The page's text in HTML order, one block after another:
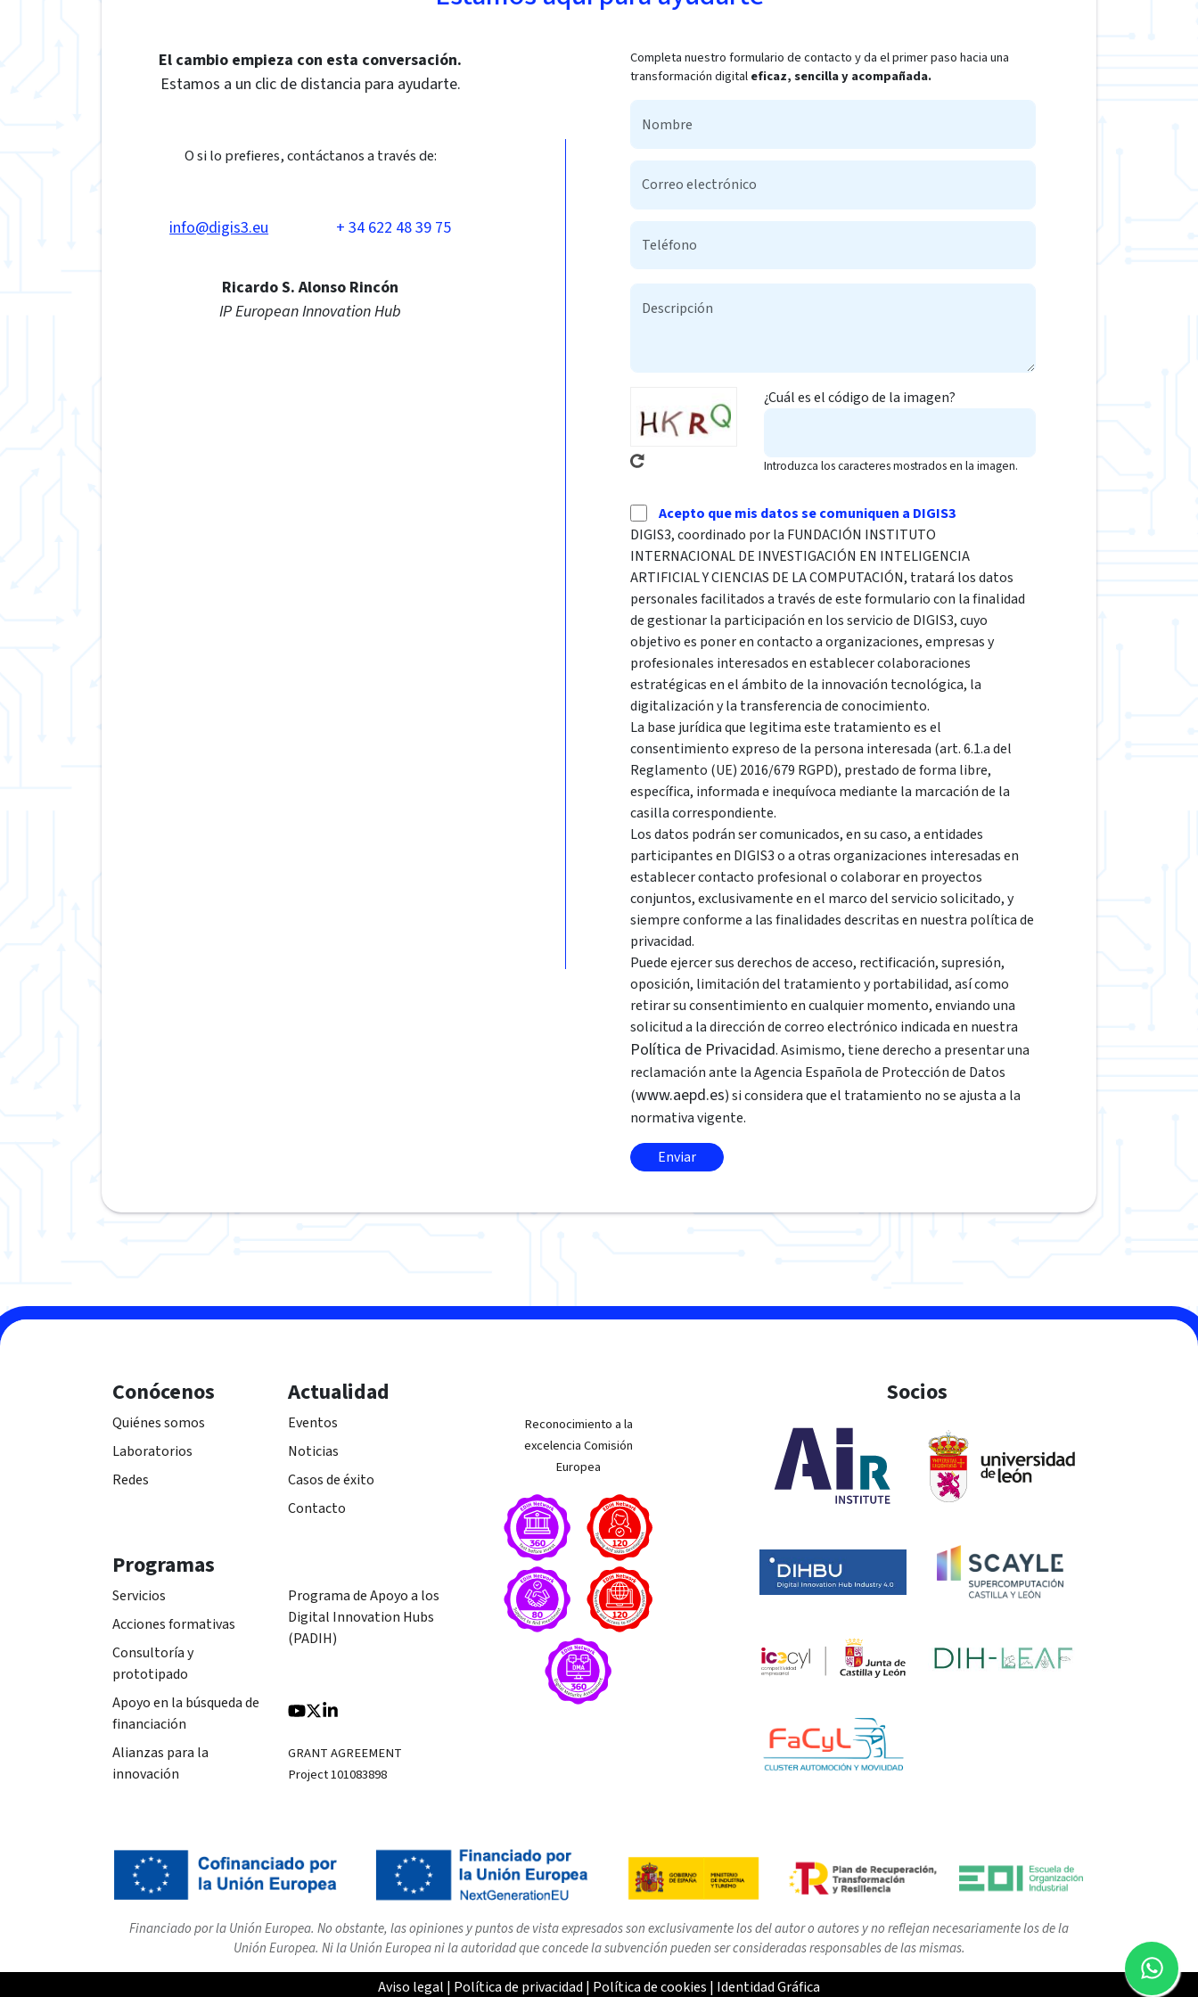
El cambio empieza con esta conversación.
Estamos a un clic de distancia para ayudarte.
O si lo prefieres, contáctanos a través de:
info@digis3.eu + 34 622 48 39 75
Ricardo S. Alonso Rincón
IP European Innovation Hub
Completa nuestro formulario de contacto y da el primer paso hacia una
transformación digitaleficaz, sencilla y acompañada.
¿Cuál es el código de la imagen?
Introduzca los caracteres mostrados en la imagen.
Acepto que mis datos se comuniquen a DIGIS3
DIGIS3, coordinado por la FUNDACIÓN INSTITUTO
INTERNACIONAL DE INVESTIGACIÓN EN INTELIGENCIA
ARTIFICIAL Y CIENCIAS DE LA COMPUTACIÓN, tratará los datos
personales facilitados a través de este formulario con la finalidad
de gestionar la participación en los servicio de DIGIS3, cuyo
objetivo es poner en contacto a organizaciones, empresas y
profesionales interesados en establecer colaboraciones
estratégicas en el ámbito de la innovación tecnológica, la
digitalización y la transferencia de conocimiento.
La base jurídica que legitima este tratamiento es el
consentimiento expreso de la persona interesada (art. 6.1.a del
Reglamento (UE) 2016/679 RGPD), prestado de forma libre,
específica, informada e inequívoca mediante la marcación de la
casilla correspondiente.
Los datos podrán ser comunicados, en su caso, a entidades
participantes en DIGIS3 o a otras organizaciones interesadas en
establecer contacto profesional o colaborar en proyectos
conjuntos, exclusivamente en el marco del servicio solicitado, y
siempre conforme a las finalidades descritas en nuestra política de
privacidad.
Puede ejercer sus derechos de acceso, rectificación, supresión,
oposición, limitación del tratamiento y portabilidad, así como
retirar su consentimiento en cualquier momento, enviando una
solicitud a la dirección de correo electrónico indicada en nuestra
Política de Privacidad. Asimismo, tiene derecho a presentar una
reclamación ante la Agencia Española de Protección de Datos
(www.aepd.es) si considera que el tratamiento no se ajusta a la
normativa vigente.
Conócenos
Quiénes somos
Laboratorios
Redes
Actualidad
Eventos
Noticias
Casos de éxito
Contacto
Programas
Servicios
Acciones formativas
Consultoría y
prototipado
Apoyo en la búsqueda de
financiación
Alianzas para la
innovación
Programa de Apoyo a los
Digital Innovation Hubs
(PADIH)
GRANT AGREEMENT
Project 101083898
Reconocimiento a la
excelencia Comisión
Europea
Socios
Financiado por la Unión Europea. No obstante, las opiniones y puntos de vista expresados son exclusivamente los del autor o autores y no reflejan necesariamente los de la
Unión Europea. Ni la Unión Europea ni la autoridad que concede la subvención pueden ser consideradas responsables de las mismas.
Aviso legal | Política de privacidad | Política de cookies | Identidad Gráfica